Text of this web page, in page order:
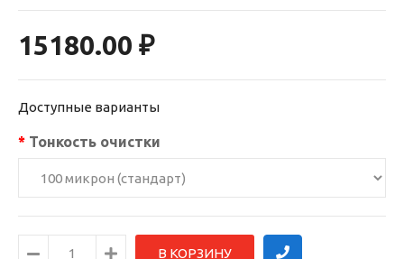
15180.00 ₽
Доступные варианты
Тонкость очистки